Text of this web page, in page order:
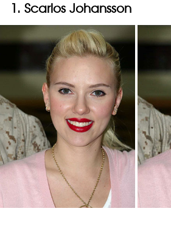
1. Scarlos Johansson